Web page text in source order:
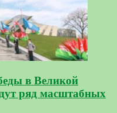
в Великой
ряд масштабных